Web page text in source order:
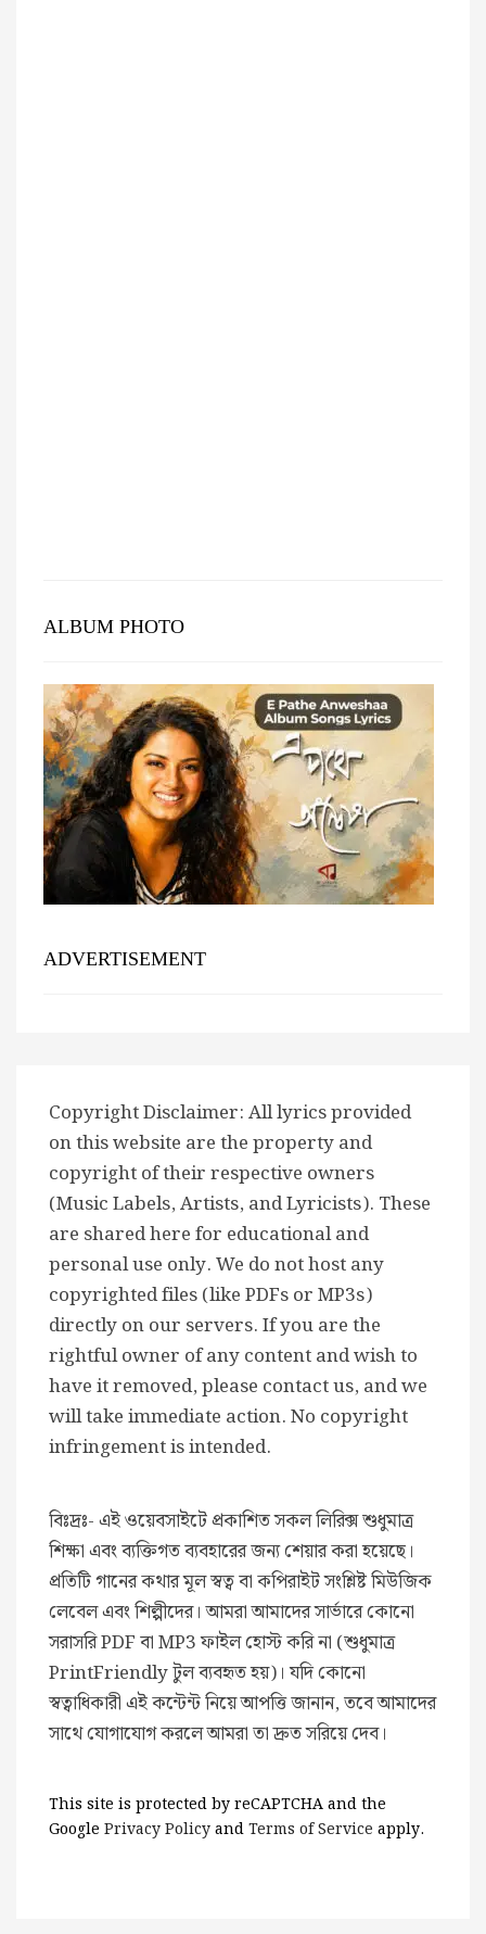
ALBUM PHOTO
ADVERTISEMENT
Copyright Disclaimer: All lyrics provided
on this website are the property and
copyright of their respective owners
(Music Labels, Artists, and Lyricists). These
are shared here for educational and
personal use only. We do not host any
copyrighted files (like PDFs or MP3s)
directly on our servers. If you are the
rightful owner of any content and wish to
have it removed, please contact us, and we
will take immediate action. No copyright
infringement is intended.
বিঃদ্রঃ- এই ওয়েবসাইটে প্রকাশিত সকল লিরিক্স শুধুমাত্র
শিক্ষা এবং ব্যক্তিগত ব্যবহারের জন্য শেয়ার করা হয়েছে।
প্রতিটি গানের কথার মূল স্বত্ব বা কপিরাইট সংশ্লিষ্ট মিউজিক
লেবেল এবং শিল্পীদের। আমরা আমাদের সার্ভারে কোনো
সরাসরি PDF বা MP3 ফাইল হোস্ট করি না (শুধুমাত্র
PrintFriendly টুল ব্যবহৃত হয়)। যদি কোনো
স্বত্বাধিকারী এই কন্টেন্ট নিয়ে আপত্তি জানান, তবে আমাদের
সাথে যোগাযোগ করলে আমরা তা দ্রুত সরিয়ে দেব।
This site is protected by reCAPTCHA and the
Google Privacy PolicyandTerms of Service apply.